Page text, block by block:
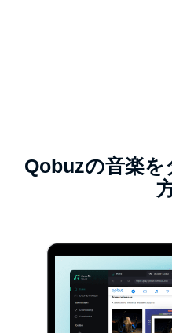
Qobuzの音楽を